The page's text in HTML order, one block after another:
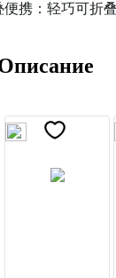
便携：轻巧可折